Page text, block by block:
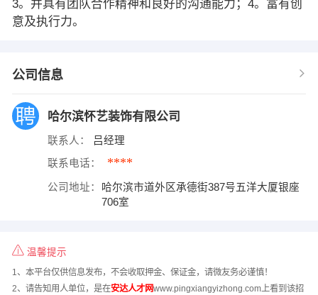
3。并具有团队合作精神和良好的沟通能力；4。富有创
意及执行力。
公司信息
哈尔滨怀艺装饰有限公司
联系人： 吕经理
联系电话： ****
公司地址：
哈尔滨市道外区承德街387号五洋大厦银座
706室
温馨提示
1、本平台仅供信息发布，不会收取押金、保证金，请微友务必谨慎！
2、请告知用人单位，是在安达人才网www.pingxiangyizhong.com上看到该招